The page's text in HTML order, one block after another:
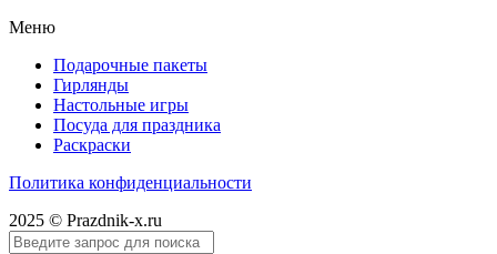
Меню
Подарочные пакеты
Гирлянды
Настольные игры
Посуда для праздника
Раскраски
Политика конфиденциальности
2025 © Prazdnik-x.ru